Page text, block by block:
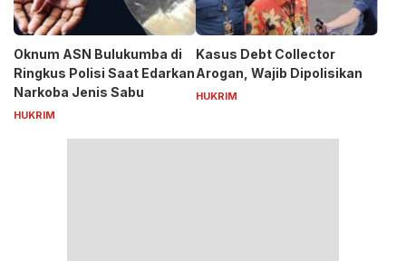
Oknum ASN Bulukumba di
Ringkus Polisi Saat Edarkan
Narkoba Jenis Sabu
HUKRIM
Kasus Debt Collector
Arogan, Wajib Dipolisikan
HUKRIM